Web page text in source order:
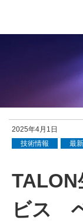
2025年4月1日
技術情報
最
ビス